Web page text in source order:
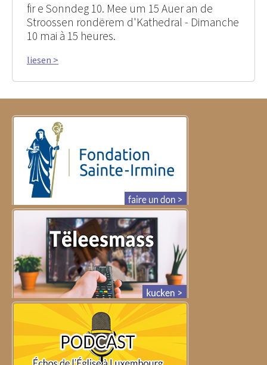
fir e Sonndeg 10. Mee um 15 Auer an de
Stroossen rondërem d'Kathedral - Dimanche
10 mai à 15 heures.
liesen >